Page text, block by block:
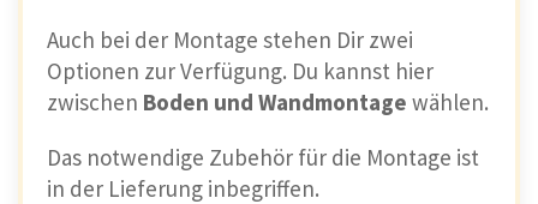
Auch bei der Montage stehen Dir zwei
Optionen zur Verfügung. Du kannst hier
zwischen Boden und Wandmontage wählen.
Das notwendige Zubehör für die Montage ist
in der Lieferung inbegriffen.